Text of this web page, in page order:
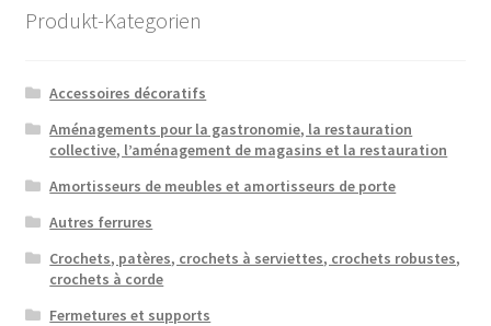
Produkt-Kategorien
Accessoires décoratifs
Aménagements pour la gastronomie, la restauration
collective, l’aménagement de magasins et la restauration
Amortisseurs de meubles et amortisseurs de porte
Autres ferrures
Crochets, patères, crochets à serviettes, crochets robustes,
crochets à corde
Fermetures et supports